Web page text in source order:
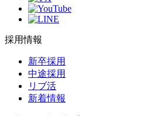
採用情報
新卒採用
中途採用
リブ活
新着情報